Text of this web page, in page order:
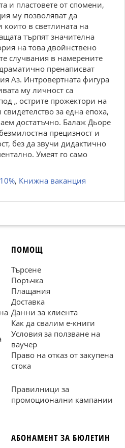
и пластовете от спомени,
му позволяват да
в светлината на
търпят значителна
на това двойнствено
случвания в намерените
пренаписват
Аз. Интровертната фигура
му личност са
„ острите прожектори на
за една епоха,
достатъчно. Балаж Дьоре
прецизност и
без да звучи дидактично
Умеят го само
, Книжна ваканция
ПОМОЩ
Търсене
Поръчка
Плащания
Доставка
Данни за клиента
Как да свалим е-книги
Условия за ползване на
ваучер
Право на отказ от закупена
стока
Правилници за
промоционални кампании
АБОНАМЕНТ ЗА БЮЛЕТИН